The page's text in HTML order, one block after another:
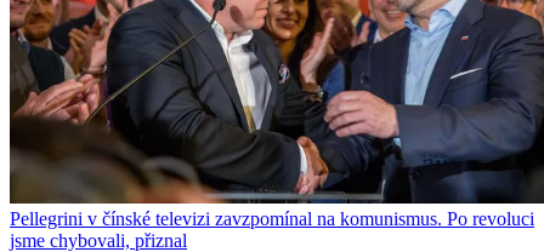
Pellegrini v čínské televizi zavzpomínal na komunismus. Po revoluci
jsme chybovali, přiznal